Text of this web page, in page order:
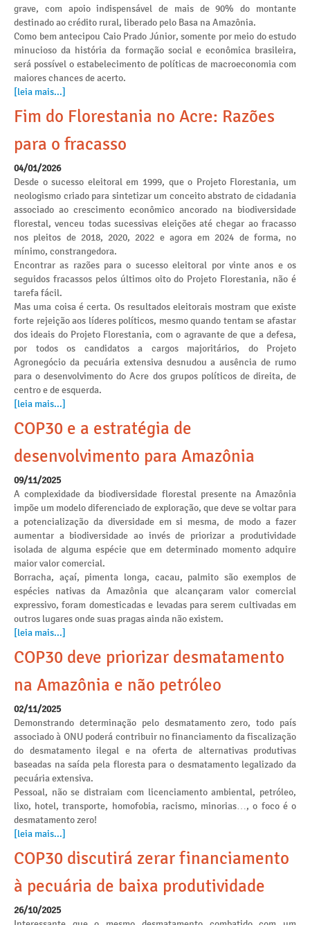
grave, com apoio indispensável de mais de 90% do montante
destinado ao crédito rural, liberado pelo Basa na Amazônia.
Como bem antecipou Caio Prado Júnior, somente por meio do estudo
minucioso da história da formação social e econômica brasileira,
será possível o estabelecimento de políticas de macroeconomia com
maiores chances de acerto.
[leia mais...]
Fim do Florestania no Acre: Razões
para o fracasso
04/01/2026
Desde o sucesso eleitoral em 1999, que o Projeto Florestania, um
neologismo criado para sintetizar um conceito abstrato de cidadania
associado ao crescimento econômico ancorado na biodiversidade
florestal, venceu todas sucessivas eleições até chegar ao fracasso
nos pleitos de 2018, 2020, 2022 e agora em 2024 de forma, no
mínimo, constrangedora.
Encontrar as razões para o sucesso eleitoral por vinte anos e os
seguidos fracassos pelos últimos oito do Projeto Florestania, não é
tarefa fácil.
Mas uma coisa é certa. Os resultados eleitorais mostram que existe
forte rejeição aos líderes políticos, mesmo quando tentam se afastar
dos ideais do Projeto Florestania, com o agravante de que a defesa,
por todos os candidatos a cargos majoritários, do Projeto
Agronegócio da pecuária extensiva desnudou a ausência de rumo
para o desenvolvimento do Acre dos grupos políticos de direita, de
centro e de esquerda.
[leia mais...]
COP30 e a estratégia de
desenvolvimento para Amazônia
09/11/2025
A complexidade da biodiversidade florestal presente na Amazônia
impõe um modelo diferenciado de exploração, que deve se voltar para
a potencialização da diversidade em si mesma, de modo a fazer
aumentar a biodiversidade ao invés de priorizar a produtividade
isolada de alguma espécie que em determinado momento adquire
maior valor comercial.
Borracha, açaí, pimenta longa, cacau, palmito são exemplos de
espécies nativas da Amazônia que alcançaram valor comercial
expressivo, foram domesticadas e levadas para serem cultivadas em
outros lugares onde suas pragas ainda não existem.
[leia mais...]
COP30 deve priorizar desmatamento
na Amazônia e não petróleo
02/11/2025
Demonstrando determinação pelo desmatamento zero, todo país
associado à ONU poderá contribuir no financiamento da fiscalização
do desmatamento ilegal e na oferta de alternativas produtivas
baseadas na saída pela floresta para o desmatamento legalizado da
pecuária extensiva.
Pessoal, não se distraiam com licenciamento ambiental, petróleo,
lixo, hotel, transporte, homofobia, racismo, minorias…, o foco é o
desmatamento zero!
[leia mais...]
COP30 discutirá zerar financiamento
à pecuária de baixa produtividade
26/10/2025